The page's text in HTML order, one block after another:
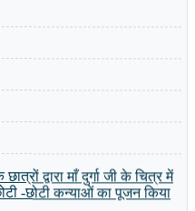
द्वारा माँ दुर्गा जी के चित्र में
छोटी -छोटी कन्याओं का पूजन किया